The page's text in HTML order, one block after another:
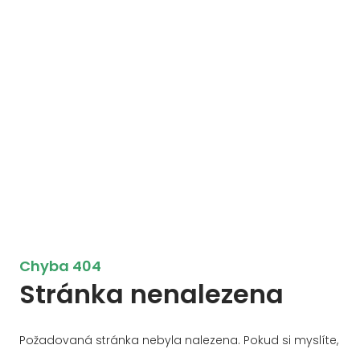
Chyba 404
Stránka nenalezena
Požadovaná stránka nebyla nalezena. Pokud si myslíte,